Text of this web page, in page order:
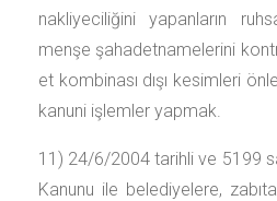
nakliyeciliğini yapanların
menşe şahadetnamelerini
et kombinası dışı kesimleri
kanuni işlemler yapmak.
11) 24/6/2004 tarihli ve 5199
Kanunu ile belediyelere,